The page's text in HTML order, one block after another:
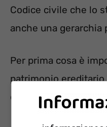
Codice civile che lo
anche una gerarchia
Per prima cosa è
patrimonio
quota disponibile e